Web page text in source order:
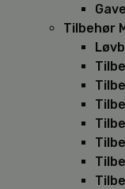
Tilbehør